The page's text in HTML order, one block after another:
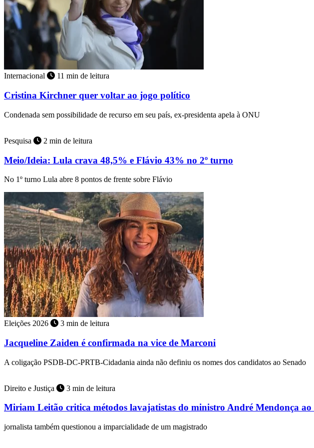
Internacional 11 min de leitura
Cristina Kirchner quer voltar ao jogo político
Condenada sem possibilidade de recurso em seu país, ex-presidenta apela à ONU
Pesquisa 2 min de leitura
Meio/Ideia: Lula crava 48,5% e Flávio 43% no 2º turno
No 1º turno Lula abre 8 pontos de frente sobre Flávio
Eleições 2026 3 min de leitura
Jacqueline Zaiden é confirmada na vice de Marconi
A coligação PSDB-DC-PRTB-Cidadania ainda não definiu os nomes dos candidatos ao Senado
Direito e Justiça 3 min de leitura
Miriam Leitão critica métodos lavajatistas do ministro André Mendonça
jornalista também questionou a imparcialidade de um magistrado